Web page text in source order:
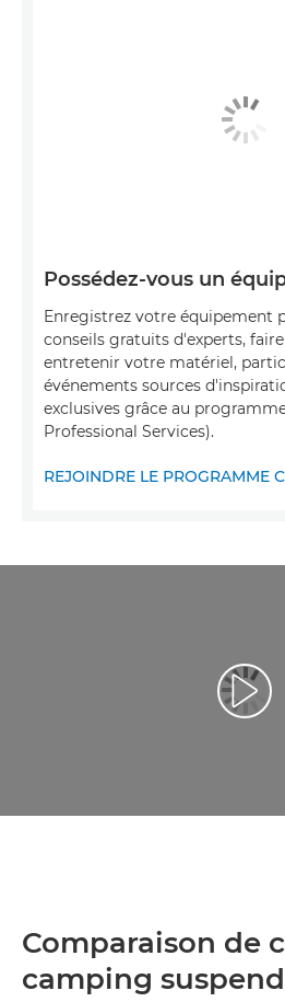
Possédez-vous un
Enregistrez votre équipement
conseils gratuits d'experts,
entretenir votre matériel,
événements sources
exclusives grâce au
Professional Services).
REJOINDRE LE PROGRAMME
Comparaison de
camping